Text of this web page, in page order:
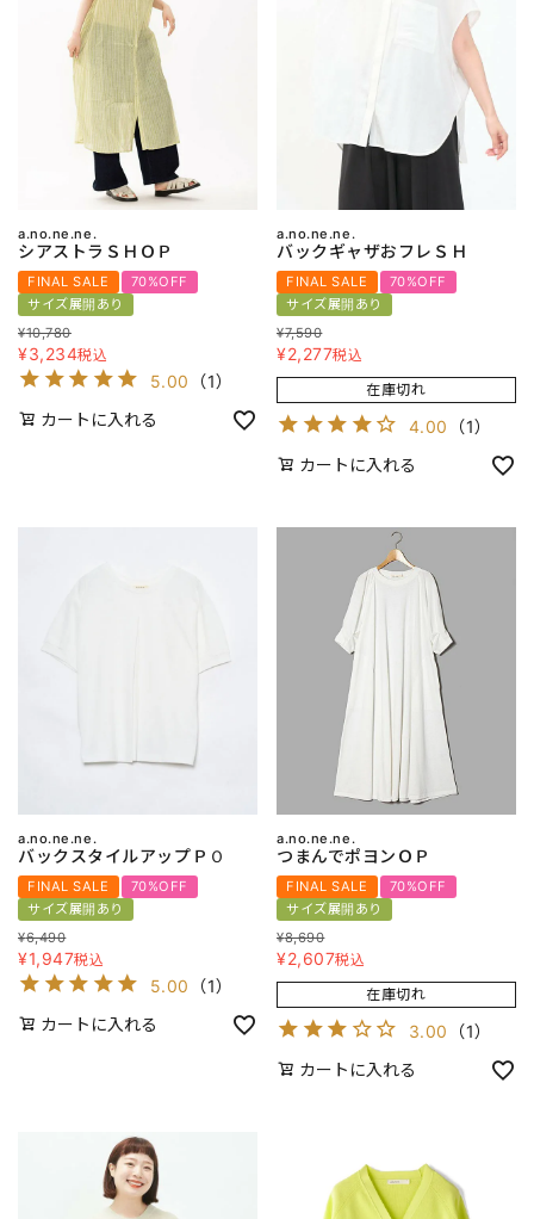
a.no.ne.ne.
シアストラＳＨＯＰ
FINAL SALE
70%OFF
サイズ展開あり
¥10,780
¥3,234税込
5.00 （1）
カートに入れる
a.no.ne.ne.
バックギャザおフレＳＨ
FINAL SALE
70%OFF
サイズ展開あり
¥7,590
¥2,277税込
在庫切れ
4.00 （1）
カートに入れる
a.no.ne.ne.
バックスタイルアップＰＯ
FINAL SALE
70%OFF
サイズ展開あり
¥6,490
¥1,947税込
5.00 （1）
カートに入れる
a.no.ne.ne.
つまんでポヨンＯＰ
FINAL SALE
70%OFF
サイズ展開あり
¥8,690
¥2,607税込
在庫切れ
3.00 （1）
カートに入れる